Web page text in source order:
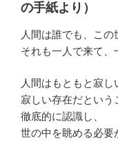
の手紙より）
人間は誰でも、この
それも一人で来て、
人間はもともと寂し
寂しい存在だという
徹底的に認識し、
世の中を眺める必要